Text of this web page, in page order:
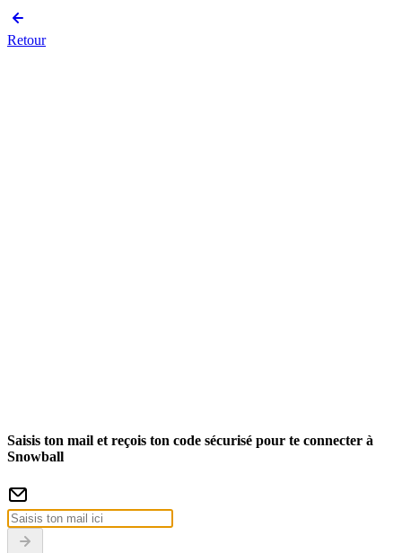
Retour
Saisis ton mail et reçois ton code sécurisé pour te connecter à
Snowball